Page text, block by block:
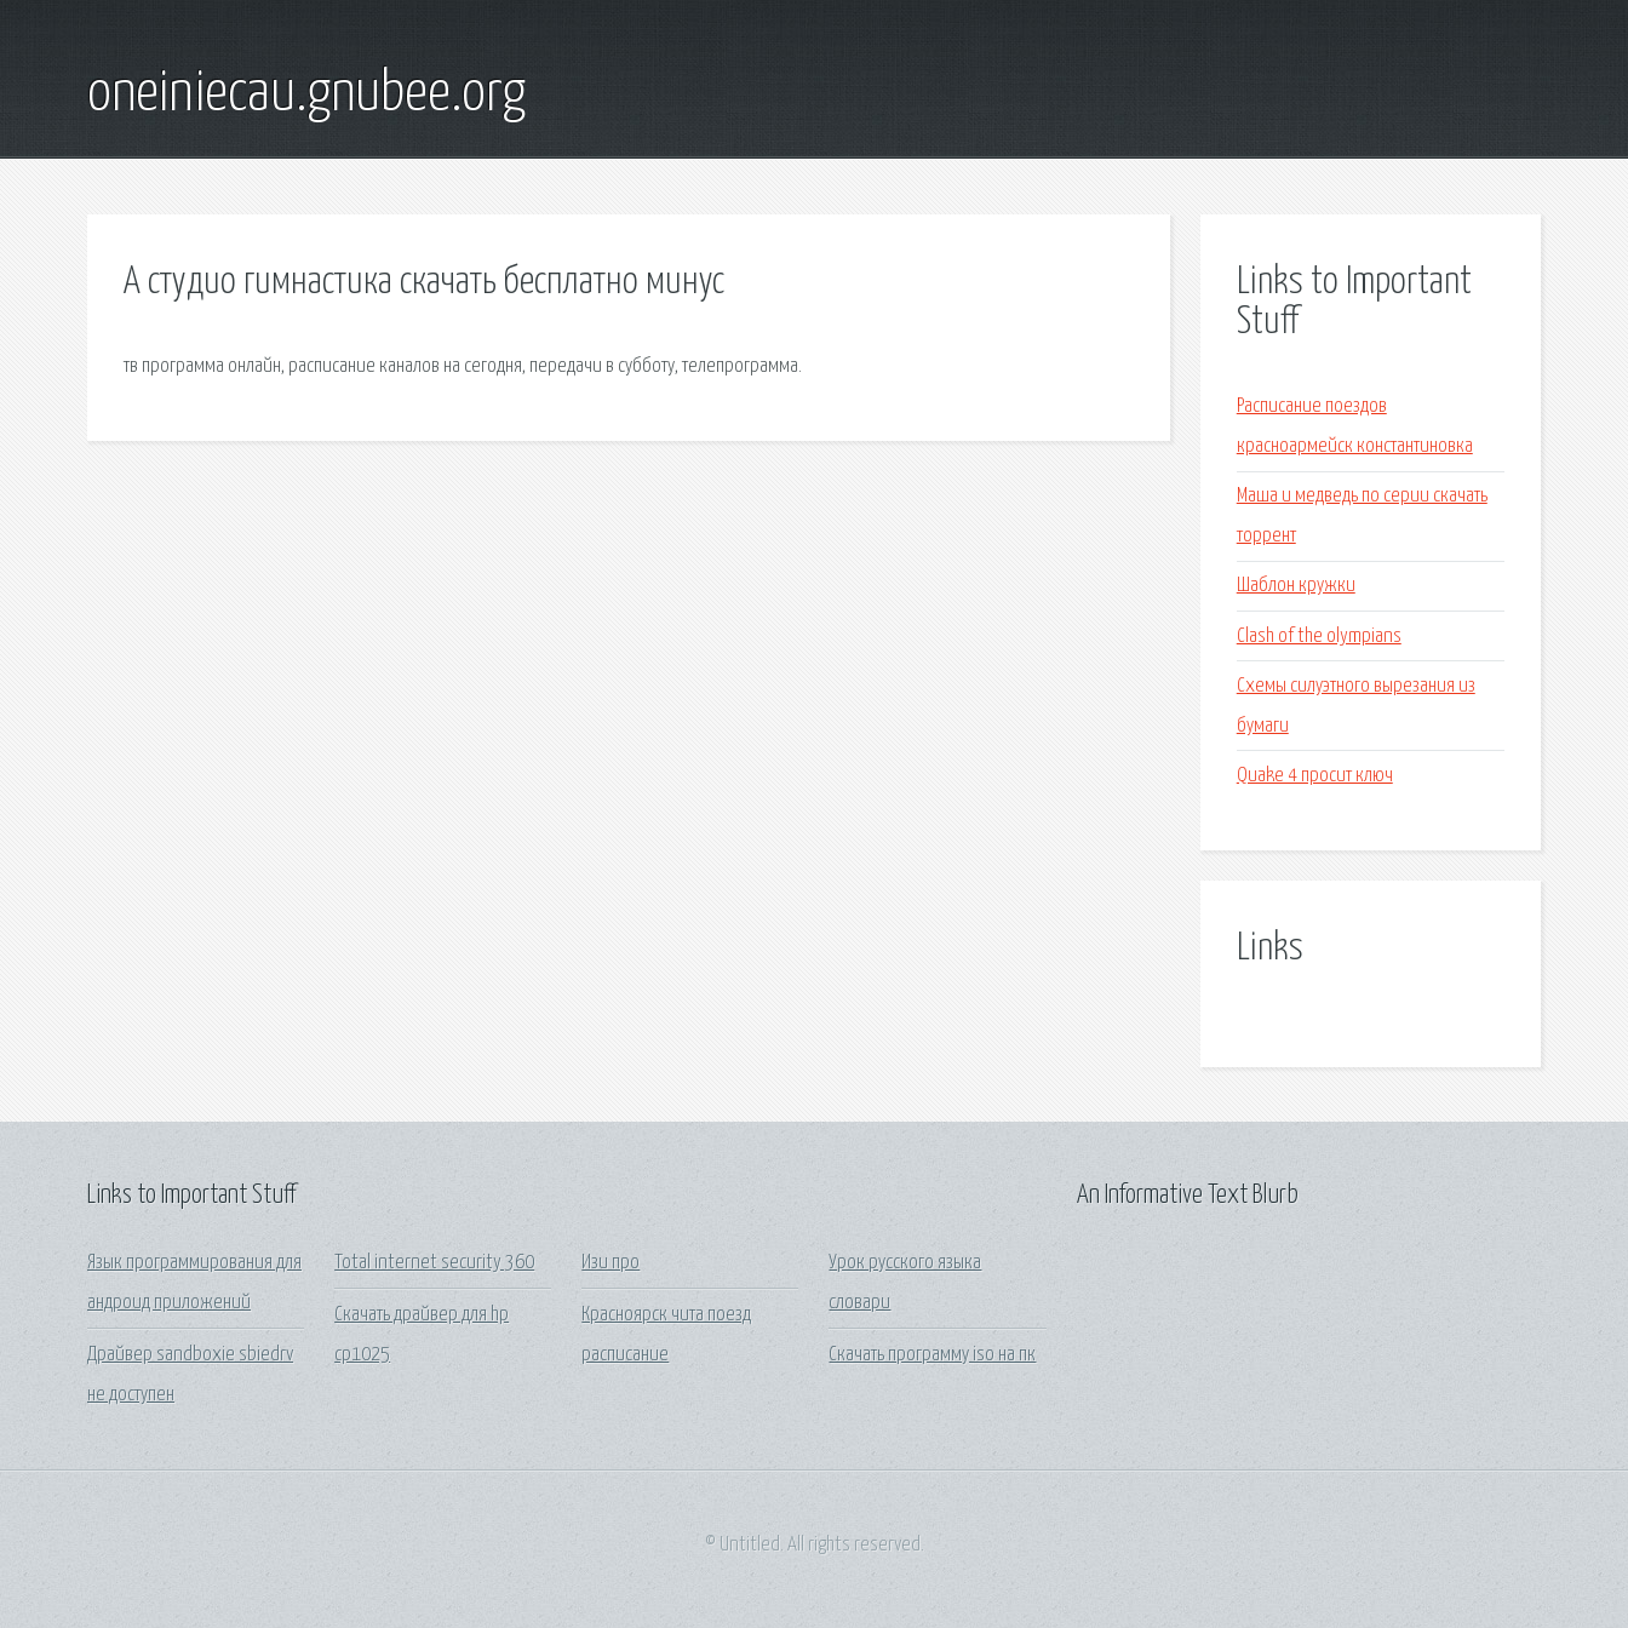
oneiniecau.gnubee.org
А студио гимнастика скачать бесплатно минус
тв программа онлайн, расписание каналов на сегодня, передачи в субботу, телепрограмма.
Links to Important
Stuff
Расписание поездов
красноармейск константиновка
Маша и медведь по серии скачать
торрент
Шаблон кружки
Clash of the olympians
Схемы силуэтного вырезания из
бумаги
Quake 4 просит ключ
Links
Links to Important Stuff
Язык программирования для
андроид приложений
Драйвер sandboxie sbiedrv
не доступен
Total internet security 360
Скачать драйвер для hp
cp1025
Изи про
Красноярск чита поезд
расписание
Урок русского языка
словари
Скачать программу iso на пк
An Informative Text Blurb
© Untitled. All rights reserved.